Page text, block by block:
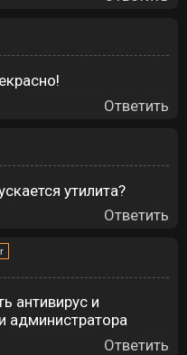
Ответить
утилита?
Ответить
антивирус и
администратора
Ответить